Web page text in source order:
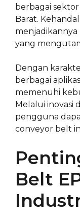
berbagai
Barat.
yang
Dengan
berbagai
memenuhi
Melalui inovasi
pengguna
conveyor belt
Belt